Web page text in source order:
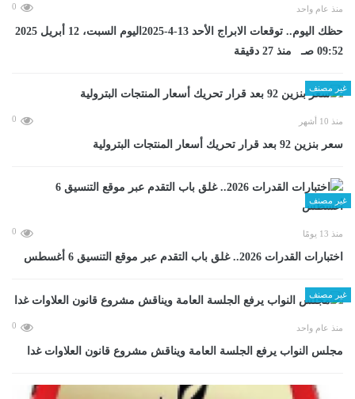
منذ عام واحد 0
حظك اليوم.. توقعات الابراج الأحد 13-4-2025اليوم السبت، 12 أبريل 2025
09:52 صـ منذ 27 دقيقة
غير مصنف
منذ 10 أشهر 0
سعر بنزين 92 بعد قرار تحريك أسعار المنتجات البترولية
غير مصنف
منذ 13 يومًا 0
اختبارات القدرات 2026.. غلق باب التقدم عبر موقع التنسيق 6 أغسطس
غير مصنف
منذ عام واحد 0
مجلس النواب يرفع الجلسة العامة ويناقش مشروع قانون العلاوات غدا